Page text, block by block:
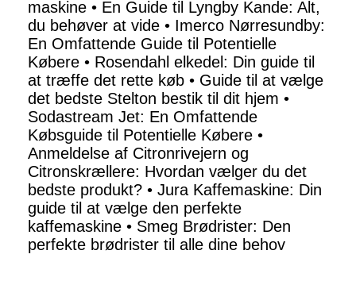
maskine • En Guide til Lyngby Kande: Alt,
du behøver at vide • Imerco Nørresundby:
En Omfattende Guide til Potentielle
Købere • Rosendahl elkedel: Din guide til
at træffe det rette køb • Guide til at vælge
det bedste Stelton bestik til dit hjem •
Sodastream Jet: En Omfattende
Købsguide til Potentielle Købere •
Anmeldelse af Citronrivejern og
Citronskrællere: Hvordan vælger du det
bedste produkt? • Jura Kaffemaskine: Din
guide til at vælge den perfekte
kaffemaskine • Smeg Brødrister: Den
perfekte brødrister til alle dine behov